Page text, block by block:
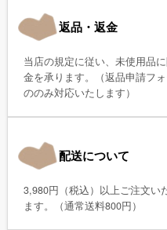
返品・返金
当店の規定に従い、未使用品
金を承ります。（返品申請フ
ののみ対応いたします）
配送について
3,980円（税込）以上ご注文い
ます。（通常送料800円）